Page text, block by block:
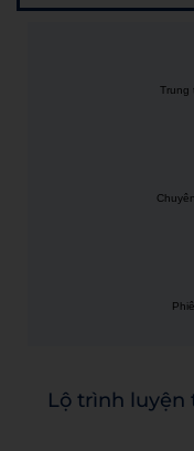
Trung
Lộ trình luyện